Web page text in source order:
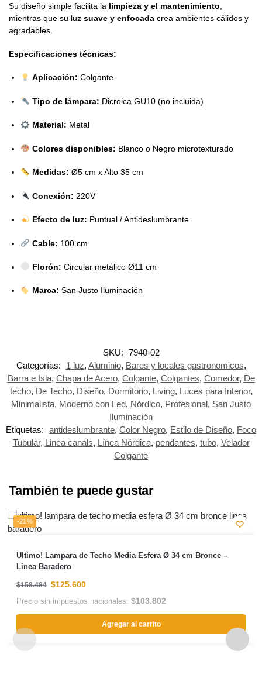
Su diseño simple facilita la limpieza y el mantenimiento
mientras que su luz suave y enfocada crea ambientes cálidos y
agradables.
Especificaciones técnicas:
Aplicación: Colgante
Tipo de lámpara: Dicroica GU10 (no incluida)
Material: Metal
Colores disponibles: Blanco o Negro microtexturado
Medidas: Ø5 cm x Alto 35 cm
Conexión: 220V
Efecto de luz: Puntual / Antideslumbrante
Cable: 100 cm
Florón: Circular metálico Ø11 cm
Marca: San Justo Iluminación
SKU: 7940-02
Categorías:
1 luz, Aluminio, Bares y locales gastronomicos,
Barra e Isla, Chapa de Acero, Colgante, Colgantes, Comedor, De
techo, De Techo, Diseño, Dormitorio, Living, Luces para Interior,
Minimalista, Moderno con Led, Nórdico, Profesional, San Justo
Iluminación
Etiquetas: antideslumbrante, Color Negro, Estilo de Diseño, Foco
Tubular, Linea canals, Línea Nórdica, pendantes, tubo, Velador
Colgante
También te puede gustar
-21%
Ultimo! Lampara de Techo Media Esfera Ø 34 cm Bronce –
Linea Baradero
$158.484 $125.600
Precio sin impuestos nacionales: $103.802
Agregar al carrito